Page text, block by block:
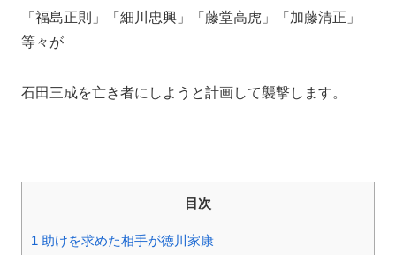
「福島正則」「細川忠興」「藤堂高虎」「加藤清正」
等々が
石田三成を亡き者にしようと計画して襲撃します。
目次
1 助けを求めた相手が徳川家康